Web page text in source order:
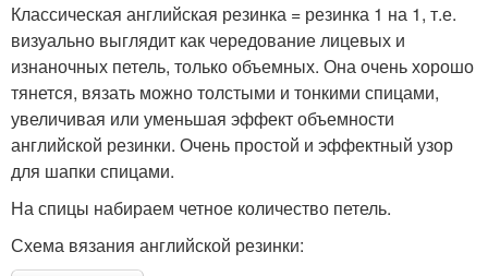
Классическая английская резинка = резинка 1 на 1, т.е.
визуально выглядит как чередование лицевых и
изнаночных петель, только объемных. Она очень хорошо
тянется, вязать можно толстыми и тонкими спицами,
увеличивая или уменьшая эффект объемности
английской резинки. Очень простой и эффектный узор
для шапки спицами.
На спицы набираем четное количество петель.
Схема вязания английской резинки: